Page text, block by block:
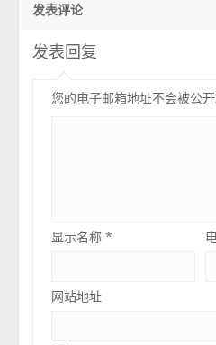
发表评论
发表回复
您的电子邮箱地址不会被公开
显示名称*
网站地址